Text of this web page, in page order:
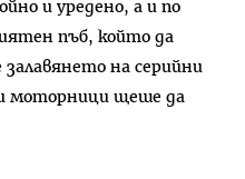
и уредено, а и по
пъб, който да
на серийни
моторници щеше да